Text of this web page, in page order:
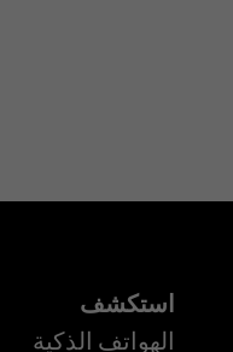
استكشف
الهواتف الذكية